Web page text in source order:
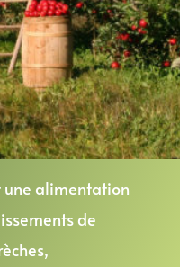
une alimentation
de